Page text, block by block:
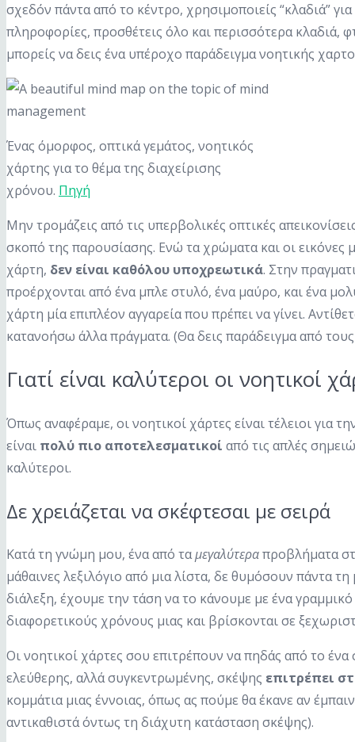
σχεδόν πάντα από το κέντρο, χρησιμοποιείς “κλαδιά”
πληροφορίες, προσθέτεις όλο και περισσότερα κλαδιά,
μπορείς να δεις ένα υπέροχο παράδειγμα νοητικής
Ένας όμορφος, οπτικά γεμάτος, νοητικός
χάρτης για το θέμα της διαχείρισης
χρόνου. Πηγή
Μην τρομάζεις από τις υπερβολικές οπτικές
σκοπό της παρουσίασης. Ενώ τα χρώματα και οι
χάρτη, δεν είναι καθόλου υποχρεωτικά. Στην
προέρχονται από ένα μπλε στυλό, ένα μαύρο, και ένα
χάρτη μία επιπλέον αγγαρεία που πρέπει να γίνει.
κατανοήσω άλλα πράγματα. (Θα δεις παράδειγμα από
Γιατί είναι καλύτεροι οι νοητικοί
Όπως αναφέραμε, οι νοητικοί χάρτες είναι τέλειοι
είναι πολύ πιο αποτελεσματικοί από τις απλές
καλύτεροι.
Δε χρειάζεται να σκέφτεσαι με σειρά
Κατά τη γνώμη μου, ένα από ταμεγαλύτεραπροβλήματα
μάθαινες λεξιλόγιο από μια λίστα, δε θυμόσουν πάντα
διάλεξη, έχουμε την τάση να το κάνουμε με ένα
διαφορετικούς χρόνους μιας και βρίσκονται σε
Οι νοητικοί χάρτες σου επιτρέπουν να πηδάς από το
ελεύθερης, αλλά συγκεντρωμένης, σκέψης επιτρέπει
κομμάτια μιας έννοιας, όπως ας πούμε θα έκανε αν
αντικαθιστά όντως τη διάχυτη κατάσταση σκέψης).